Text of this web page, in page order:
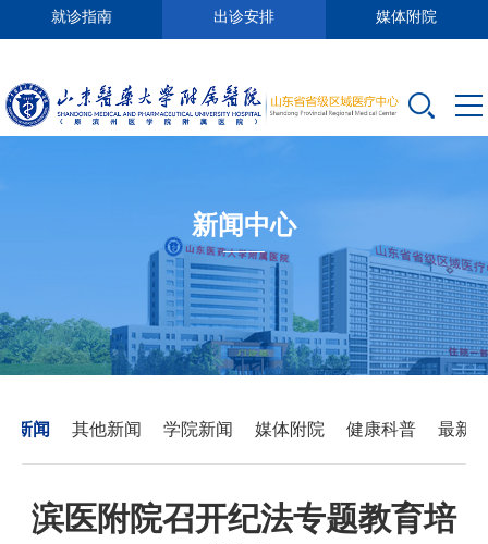
就诊指南 出诊安排 媒体附院
新闻中心
新闻 其他新闻 学院新闻 媒体附院 健康科普 最新
滨医附院召开纪法专题教育培